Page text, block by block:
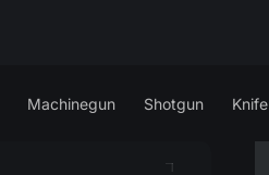
Machinegun Shotgun Knife